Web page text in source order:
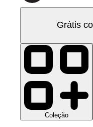
Grátis
Coleção